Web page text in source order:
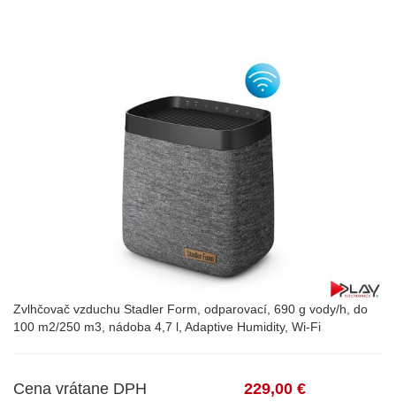
Zvlhčovač vzduchu Stadler Form, odparovací, 690 g vody/h, do
100 m2/250 m3, nádoba 4,7 l, Adaptive Humidity, Wi-Fi
Cena vrátane DPH 229,00 €